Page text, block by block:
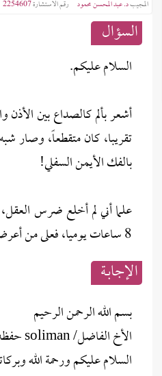
المجيبد. عبد المحسن محمود رقم الاستشارة2254607
السؤال
السلام عليكم.
أشعر بألم كالصداع بين
تقريبا، كان متقطعاً، وصار
بالفك الأيمن السفلي!
علما أني لم أخلع ضرس
8 ساعات يوميا، فعلى من أعرض حالتي في المستشفى؟
الإجابــة
بسم الله الرحمن الرحيم
الأخ الفاضل/ soliman حفظه الله.
السلام عليكم ورحمة الله